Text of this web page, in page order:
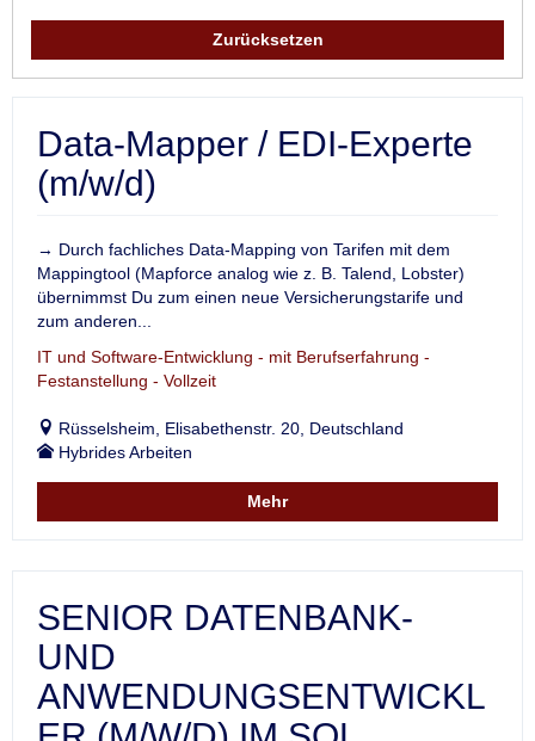
Zurücksetzen
Data-Mapper / EDI-Experte
(m/w/d)
→ Durch fachliches Data-Mapping von Tarifen mit dem
Mappingtool (Mapforce analog wie z. B. Talend, Lobster)
übernimmst Du zum einen neue Versicherungstarife und
zum anderen...
IT und Software-Entwicklung - mit Berufserfahrung -
Festanstellung - Vollzeit
Rüsselsheim, Elisabethenstr. 20, Deutschland
Hybrides Arbeiten
Mehr
SENIOR DATENBANK-
UND
ANWENDUNGSENTWICKL